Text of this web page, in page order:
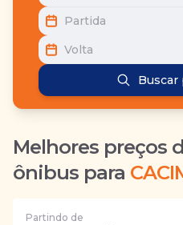
Partida
Volta
Buscar
Melhores preços
ônibus para
Partindo de